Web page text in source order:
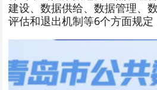
建设、数据供给、数据管理、
评估和退出机制等6个方面规定